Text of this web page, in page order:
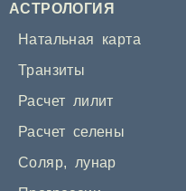
АСТРОЛОГИЯ
Натальная карта
Транзиты
Расчет лилит
Расчет селены
Соляр, лунар